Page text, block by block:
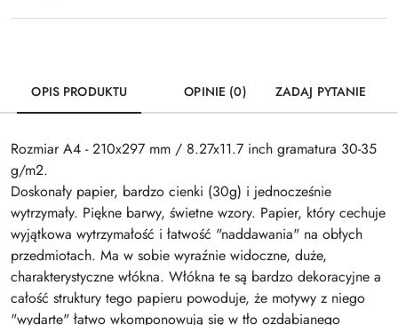
OPIS PRODUKTU OPINIE (0) ZADAJ PYTANIE
Rozmiar A4 - 210x297 mm / 8.27x11.7 inch gramatura 30-35
g/m2.
Doskonały papier, bardzo cienki (30g) i jednocześnie
wytrzymały. Piękne barwy, świetne wzory. Papier, który cechuje
wyjątkowa wytrzymałość i łatwość "naddawania" na obłych
przedmiotach. Ma w sobie wyraźnie widoczne, duże,
charakterystyczne włókna. Włókna te są bardzo dekoracyjne a
całość struktury tego papieru powoduje, że motywy z niego
"wydarte" łatwo wkomponowują się w tło ozdabianego